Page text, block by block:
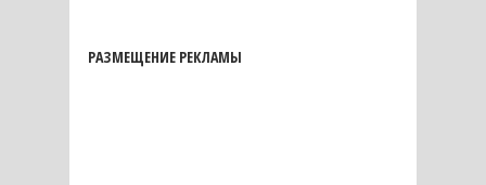
РАЗМЕЩЕНИЕ РЕКЛАМЫ